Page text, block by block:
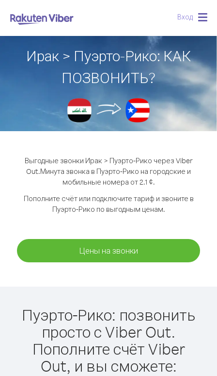
Вход
Ирак > Пуэрто-Рико: КАК
ПОЗВОНИТЬ?
Выгодные звонки Ирак > Пуэрто-Рико через Viber
Out.Минута звонка в Пуэрто-Рико на городские и
мобильные номера от 2.1 ¢.
Пополните счёт или подключите тариф и звоните в
Пуэрто-Рико по выгодным ценам.
Цены на звонки
Пуэрто-Рико: позвонить
просто с Viber Out.
Пополните счёт Viber
Out, и вы сможете: